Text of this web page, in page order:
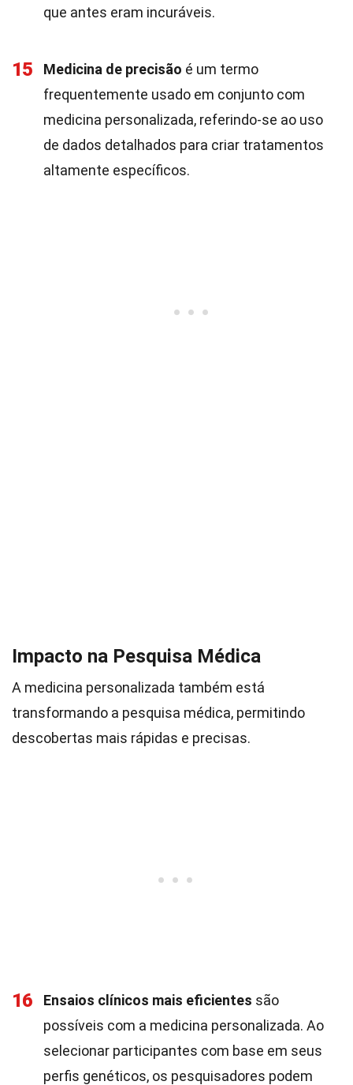
que antes eram incuráveis.
15 Medicina de precisão é um termo
frequentemente usado em conjunto com
medicina personalizada, referindo-se ao uso
de dados detalhados para criar tratamentos
altamente específicos.
Impacto na Pesquisa Médica
A medicina personalizada também está
transformando a pesquisa médica, permitindo
descobertas mais rápidas e precisas.
16 Ensaios clínicos mais eficientes são
possíveis com a medicina personalizada. Ao
selecionar participantes com base em seus
perfis genéticos, os pesquisadores podem